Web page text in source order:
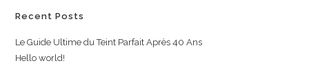
Recent Posts
Le Guide Ultime du Teint Parfait Après 40 Ans
Hello world!